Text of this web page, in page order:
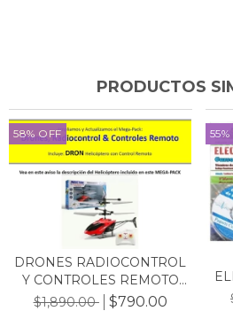
PRODUCTOS
58% OFF
DRONES RADIOCONTROL
Y CONTROLES REMOTO
C...
$1,890.00 $790.00
55%